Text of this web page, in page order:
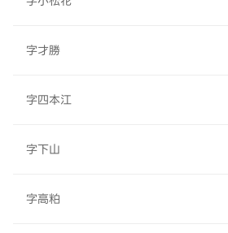
字才勝
字四本江
字下山
字高粕